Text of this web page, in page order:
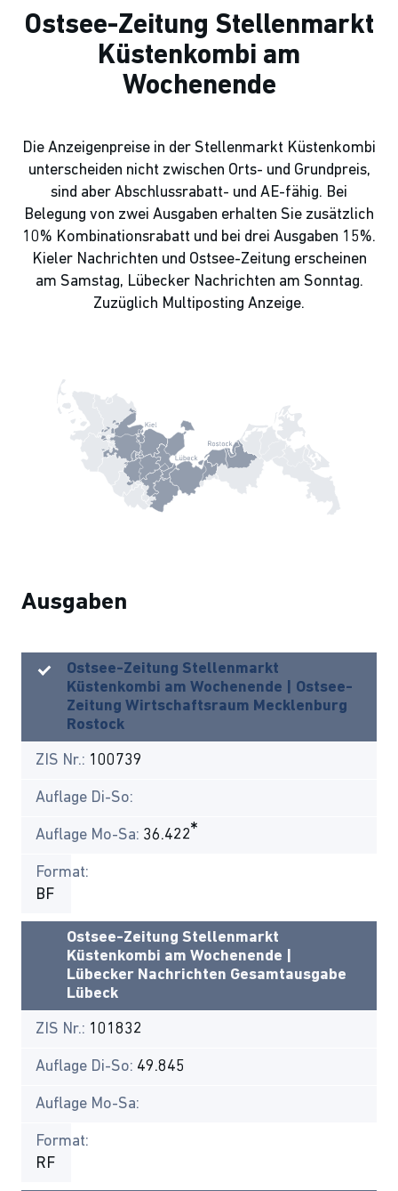
Ostsee-Zeitung Stellenmarkt
Küstenkombi am
Wochenende
Die Anzeigenpreise in der Stellenmarkt Küstenkombi
unterscheiden nicht zwischen Orts- und Grundpreis,
sind aber Abschlussrabatt- und AE-fähig. Bei
Belegung von zwei Ausgaben erhalten Sie zusätzlich
10% Kombinationsrabatt und bei drei Ausgaben 15%.
Kieler Nachrichten und Ostsee-Zeitung erscheinen
am Samstag, Lübecker Nachrichten am Sonntag.
Zuzüglich Multiposting Anzeige.
Ausgaben
Ostsee-Zeitung Stellenmarkt
Küstenkombi am Wochenende | Ostsee-
Zeitung Wirtschaftsraum Mecklenburg
Rostock
ZIS Nr.: 100739
Auflage Di-So:
Auflage Mo-Sa: 36.422*
Format:
BF
Ostsee-Zeitung Stellenmarkt
Küstenkombi am Wochenende |
Lübecker Nachrichten Gesamtausgabe
Lübeck
ZIS Nr.: 101832
Auflage Di-So: 49.845
Auflage Mo-Sa:
Format:
RF